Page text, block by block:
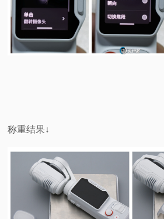
称重结果↓